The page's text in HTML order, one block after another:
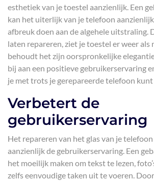
esthetiek van je toestel aanzienlijk. Een
kan het uiterlijk van je telefoon
afbreuk doen aan de algehele uitstraling.
laten repareren, ziet je toestel er weer als
behoudt het zijn oorspronkelijke
bij aan een positieve gebruikerservaring
je met trots je gerepareerde telefoon
Verbetert de
gebruikerservaring
Het repareren van het glas van je
aanzienlijk de gebruikerservaring. Een
het moeilijk maken om tekst te lezen,
zelfs eenvoudige taken uit te voeren.